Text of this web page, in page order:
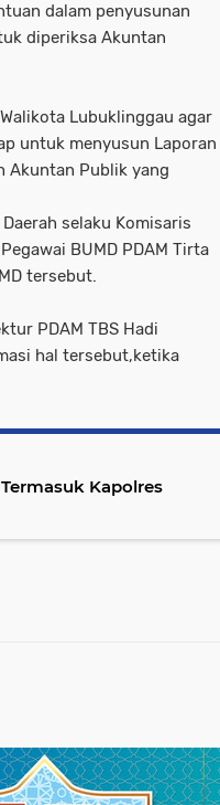
dalam penyusunan
diperiksa Akuntan
Lubuklinggau agar
untuk menyusun Laporan
Akuntan Publik yang
selaku Komisaris
BUMD PDAM Tirta
tersebut.
PDAM TBS Hadi
hal tersebut,ketika
Kapolres